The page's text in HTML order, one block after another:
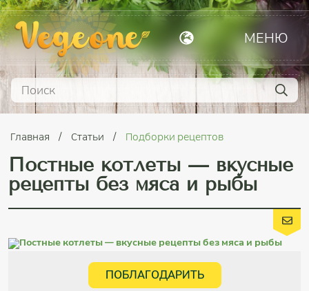
МЕНЮ
Главная Статьи Подборки рецептов
Постные котлеты — вкусные
рецепты без мяса и рыбы
ПОБЛАГОДАРИТЬ